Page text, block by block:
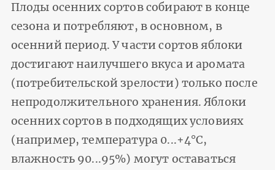
Плоды осенних сортов собирают в конце
сезона и потребляют, в основном, в
осенний период. У части сортов яблоки
достигают наилучшего вкуса и аромата
(потребительской зрелости) только после
непродолжительного хранения. Яблоки
осенних сортов в подходящих условиях
(например, температура 0...+4°С,
влажность 90...95%) могут оставаться